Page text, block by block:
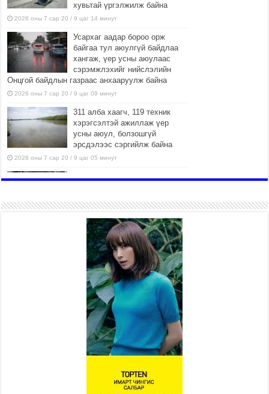
хувьтай үргэлжилж байна
2026 оны 7 сар 20 / 9 цаг 14 минут
Усархаг аадар бороо орж
байгаа тул аюулгүй байдлаа
хангаж, үер усны аюулаас
сэрэмжлэхийг нийслэлийн
Онцгой байдлын газраас анхааруулж байна
2026 оны 7 сар 20 / 9 цаг 09 минут
311 алба хаагч, 119 техник
хэрэгсэлтэй ажиллаж үер
усны аюул, болзошгүй
эрсдэлээс сэргийлж байна
2026 оны 7 сар 20 / 9 цаг 05 минут
Аяллаа зөв төлөвлөхийг
Үер усны болзошгүй аюулаас
сэргийлж, холбогдох
байгууллагууд өндөржүүлсэн
бэлэн байдалд ажиллаж байна
2026 оны 7 сар 15 / 13 цаг 06 минут
Монгол адууны үнэ цэнийг
дэлхийд сурталчлах “Дэлхийн
адууны өдөр”-т 15000 морьтон
оролцож байна
2026 оны 7 сар 15 / 11 цаг 51 минут
Шагайн харвааны насанд хүрэгчдийн багийн
2026 оны 7 сар 15 / 11 цаг 45 минут